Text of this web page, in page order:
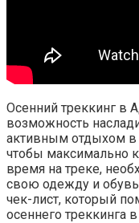
Осенний треккинг в
возможность
активным отдыхом в
чтобы максимально
время на треке,
свою одежду и
чек-лист, который
осеннего треккинга